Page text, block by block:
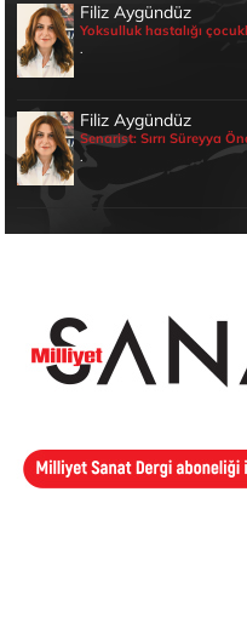
Filiz Aygündüz
Yoksulluk hastalığı
.
Filiz Aygündüz
Senarist: Sırrı Süreyya
.